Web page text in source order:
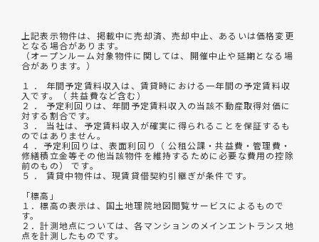
上記表示物件は、掲載中に売却済、売却中止、あるいは価格変更
となる場合があります。
（オープンルーム対象物件に関しては、開催中止や延期となる場
合があります。）
１ ． 年間予定賃料収入は、賃貸時における一年間の予定賃料収
入です。（ 共益費など含む）
２ ． 予定利回りは、年間予定賃料収入の当該不動産取得対価に
対する割合です。
３ ． 当社は、予定賃料収入が確実に得られることを保証するも
のではありません。
４ ．予定利回りは、表面利回り（ 公租公課・共益費・管理費・
修繕積立金等その他当該物件を維持するために必要な費用の控除
前のもの） です。
５ ． 賃貸中物件は、現賃貸借契約引継ぎが条件です。
「標高」
１．標高の表示は、国土地理院地図閲覧サービスによるもので
す。
２．計測地点については、各マンションのメインエントランス地
点を計測したものです。